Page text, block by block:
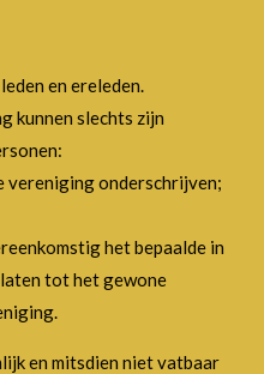
en ereleden.
kunnen slechts zijn
vereniging onderschrijven;
het bepaalde in
tot het gewone
en mitsdien niet vatbaar